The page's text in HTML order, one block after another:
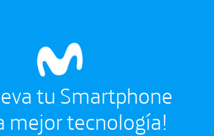
tu Smartphone
mejor tecnología!